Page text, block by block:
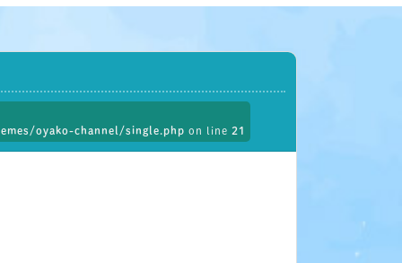
oyako-channel/single.php on line 21